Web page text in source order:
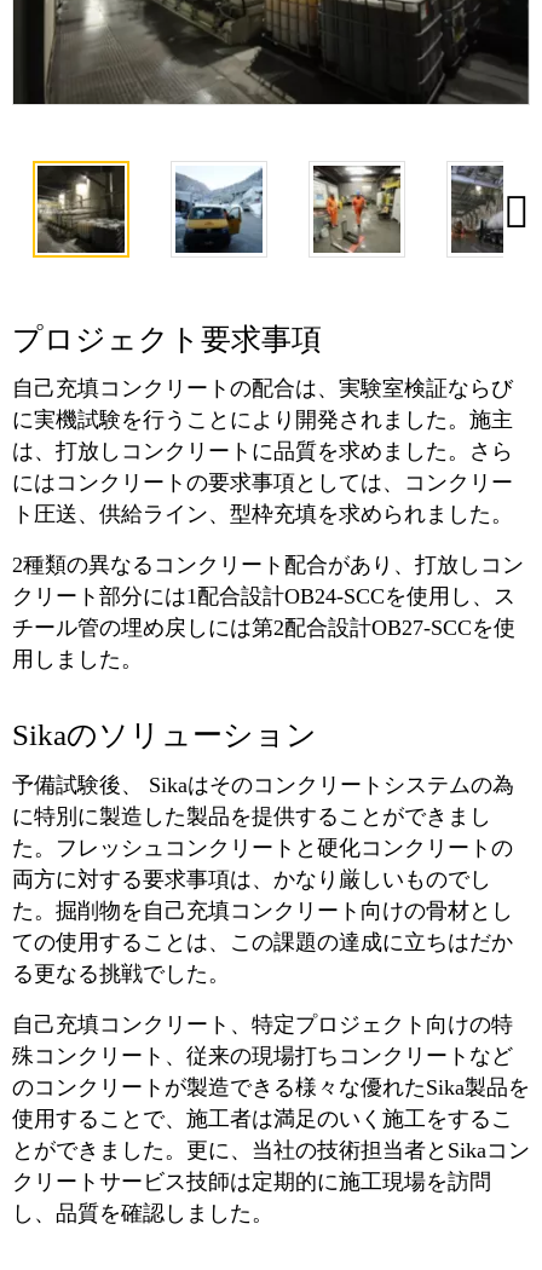
プロジェクト要求事項
自己充填コンクリートの配合は、実験室検証ならび
に実機試験を行うことにより開発されました。施主
は、打放しコンクリートに品質を求めました。さら
にはコンクリートの要求事項としては、コンクリー
ト圧送、供給ライン、型枠充填を求められました。
2種類の異なるコンクリート配合があり、打放しコン
クリート部分には1配合設計OB24‐SCCを使用し、ス
チール管の埋め戻しには第2配合設計OB27‐SCCを使
用しました。
Sikaのソリューション
予備試験後、 Sikaはそのコンクリートシステムの為
に特別に製造した製品を提供することができまし
た。フレッシュコンクリートと硬化コンクリートの
両方に対する要求事項は、かなり厳しいものでし
た。掘削物を自己充填コンクリート向けの骨材とし
ての使用することは、この課題の達成に立ちはだか
る更なる挑戦でした。
自己充填コンクリート、特定プロジェクト向けの特
殊コンクリート、従来の現場打ちコンクリートなど
のコンクリートが製造できる様々な優れたSika製品を
使用することで、施工者は満足のいく施工をするこ
とができました。更に、当社の技術担当者とSikaコン
クリートサービス技師は定期的に施工現場を訪問
し、品質を確認しました。